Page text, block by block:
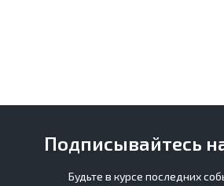
Подписывайтесь
Будьте в курсе последних